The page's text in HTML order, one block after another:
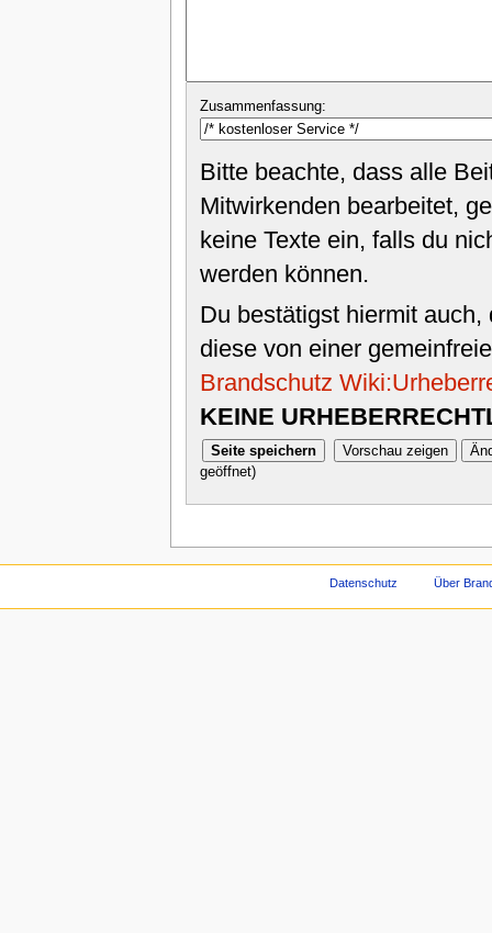
Zusammenfassung:
Bitte beachte, dass alle
Mitwirkenden bearbeitet,
keine Texte ein, falls du
werden können.
Du bestätigst hiermit
diese von einer
Brandschutz
KEINE
geöffnet)
Datenschutz Über